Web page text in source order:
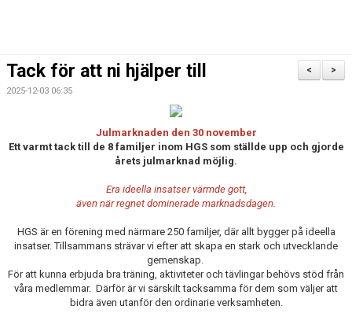
VISION & UPPFÖRANDE
TÄVLING
>
<
Tack för att ni hjälper till
2025-12-03 06:35
Julmarknaden den 30 november
Ett varmt tack till de 8 familjer inom HGS som ställde upp och gjorde
årets julmarknad möjlig.
Era ideella insatser värmde gott,
även när regnet dominerade marknadsdagen.
HGS är en förening med närmare 250 familjer, där allt bygger på ideella
insatser. Tillsammans strävar vi efter att skapa en stark och utvecklande
gemenskap.
För att kunna erbjuda bra träning, aktiviteter och tävlingar behövs stöd från
våra medlemmar. Därför är vi särskilt tacksamma för dem som väljer att
bidra även utanför den ordinarie verksamheten.